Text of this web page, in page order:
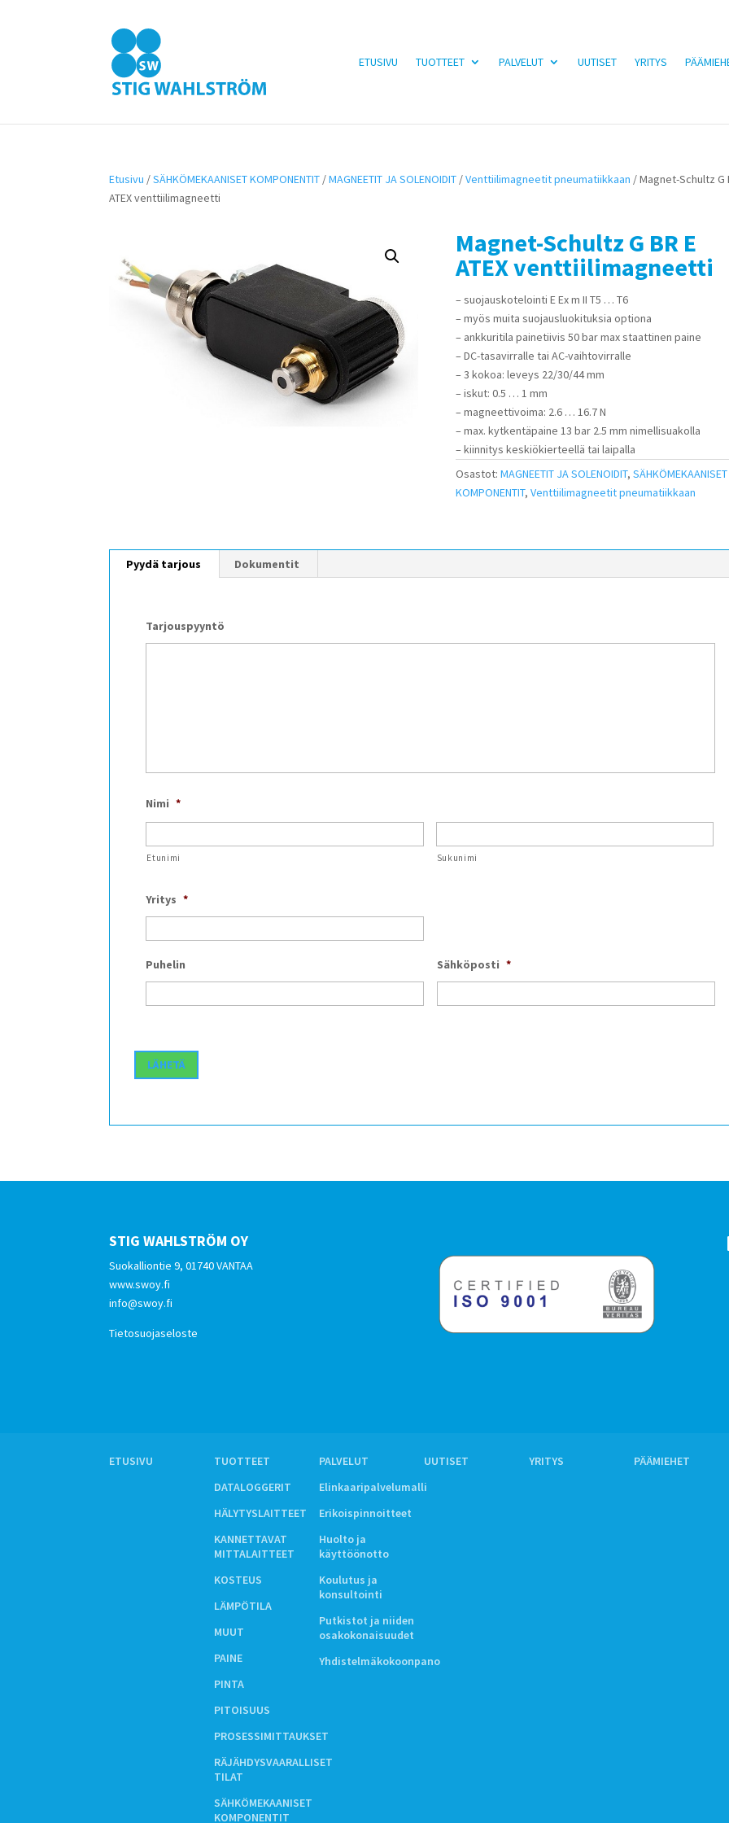
ETUSIVU TUOTTEET PALVELUT UUTISET YRITYS
Etusivu /SÄHKÖMEKAANISET KOMPONENTIT /MAGNEETIT JA SOLENOIDIT /Venttiilimagneetit pneumatiikkaan / Magnet-Schultz G
ATEX venttiilimagneetti
Magnet-Schultz G BR E
ATEX venttiilimagneetti
– suojauskotelointi E Ex m II T5 … T6
– myös muita suojausluokituksia optiona
– ankkuritila painetiivis 50 bar max staattinen paine
– DC-tasavirralle tai AC-vaihtovirralle
– 3 kokoa: leveys 22/30/44 mm
– iskut: 0.5 … 1 mm
– magneettivoima: 2.6 … 16.7 N
– max. kytkentäpaine 13 bar 2.5 mm nimellisuakolla
– kiinnitys keskiökierteellä tai laipalla
Osastot:MAGNEETIT JA SOLENOIDIT,SÄHKÖMEKAANISET
KOMPONENTIT,Venttiilimagneetit pneumatiikkaan
Pyydä tarjous Dokumentit
Tarjouspyyntö
Nimi *
Etunimi Sukunimi
Yritys *
Puhelin Sähköposti *
STIG WAHLSTRÖM OY
Suokalliontie 9, 01740 VANTAA
www.swoy.fi
info@swoy.fi
Tietosuojaseloste
ETUSIVU
TUOTTEET
DATALOGGERIT
HÄLYTYSLAITTEET
KANNETTAVAT
MITTALAITTEET
KOSTEUS
LÄMPÖTILA
MUUT
PAINE
PINTA
PITOISUUS
PROSESSIMITTAUKSET
RÄJÄHDYSVAARALLISET
TILAT
SÄHKÖMEKAANISET
KOMPONENTIT
PALVELUT
Elinkaaripalvelumalli
Erikoispinnoitteet
Huolto ja
käyttöönotto
Koulutus ja
konsultointi
Putkistot ja niiden
osakokonaisuudet
Yhdistelmäkokoonpano
UUTISET YRITYS PÄÄMIEHET